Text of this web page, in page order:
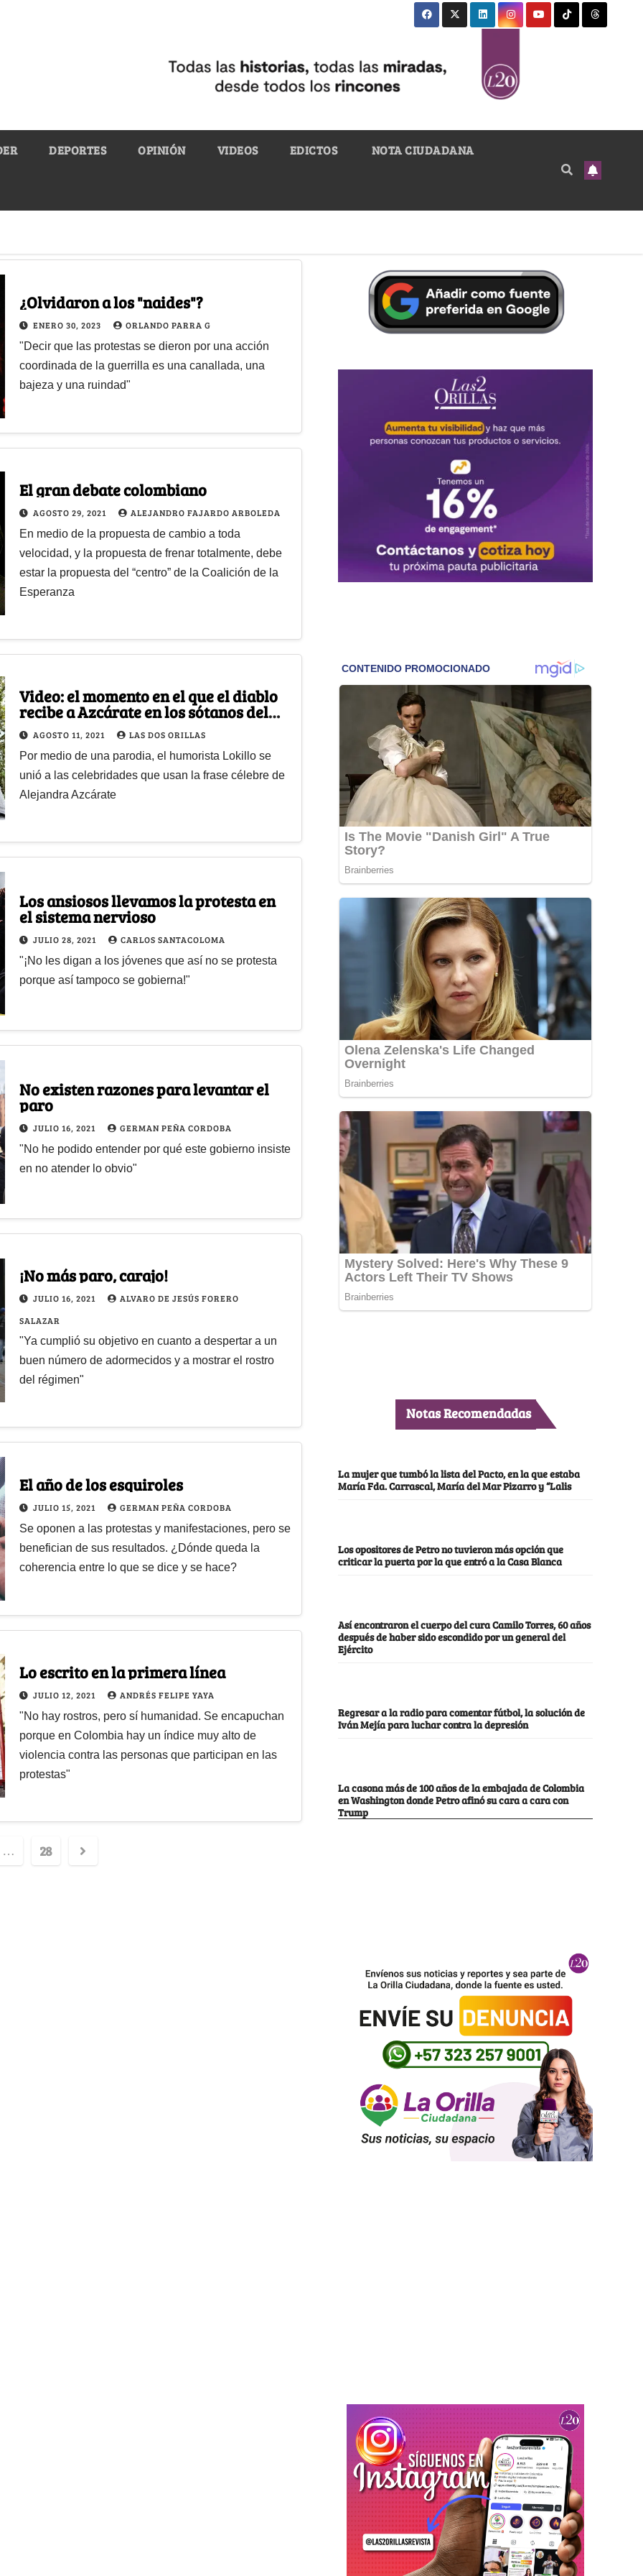
DEPORTES OPINIÓN VIDEOS EDICTOS NOTA CIUDADANA
¿Olvidaron a los "naides"?
ENERO 30, 2023 ORLANDO PARRA G
"Decir que las protestas se dieron por una acción
coordinada de la guerrilla es una canallada, una
bajeza y una ruindad"
El gran debate colombiano
AGOSTO 29, 2021 ALEJANDRO FAJARDO ARBOLEDA
En medio de la propuesta de cambio a toda
velocidad, y la propuesta de frenar totalmente, debe
estar la propuesta del “centro” de la Coalición de la
Esperanza
Video: el momento en el que el diablo
recibe a Azcárate en los sótanos del
infierno
AGOSTO 11, 2021 LAS DOS ORILLAS
Por medio de una parodia, el humorista Lokillo se
unió a las celebridades que usan la frase célebre de
Alejandra Azcárate
Los ansiosos llevamos la protesta en
el sistema nervioso
JULIO 28, 2021 CARLOS SANTACOLOMA
"¡No les digan a los jóvenes que así no se protesta
porque así tampoco se gobierna!"
No existen razones para levantar el
paro
JULIO 16, 2021 GERMAN PEÑA CORDOBA
"No he podido entender por qué este gobierno insiste
en no atender lo obvio"
¡No más paro, carajo!
JULIO 16, 2021
ALVARO DE JESÚS FORERO
SALAZAR
"Ya cumplió su objetivo en cuanto a despertar a un
buen número de adormecidos y a mostrar el rostro
del régimen"
El año de los esquiroles
JULIO 15, 2021 GERMAN PEÑA CORDOBA
Se oponen a las protestas y manifestaciones, pero se
benefician de sus resultados. ¿Dónde queda la
coherencia entre lo que se dice y se hace?
Lo escrito en la primera línea
JULIO 12, 2021 ANDRÉS FELIPE YAYA
"No hay rostros, pero sí humanidad. Se encapuchan
porque en Colombia hay un índice muy alto de
violencia contra las personas que participan en las
protestas"
… 28
Notas Recomendadas
La mujer que tumbó la lista del Pacto, en la que estaba
María Fda. Carrascal, María del Mar Pizarro y “Lalis
Los opositores de Petro no tuvieron más opción que
criticar la puerta por la que entró a la Casa Blanca
Así encontraron el cuerpo del cura Camilo Torres, 60 años
después de haber sido escondido por un general del
Ejército
Regresar a la radio para comentar fútbol, la solución de
Iván Mejía para luchar contra la depresión
La casona más de 100 años de la embajada de Colombia
en Washington donde Petro afinó su cara a cara con
Trump